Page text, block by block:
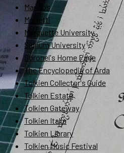
Mandos
Marietti
Marquette University
Signum University
Soronel's Home Page
The Encyclopedia of Arda
Tolkien Collector's Guide
Tolkien Estate
Tolkien Gateway
Tolkien Italia
Tolkien Library
Tolkien Music Festival